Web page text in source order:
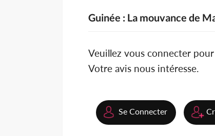
Guinée : La mouvance de
Veuillez vous connecter
Votre avis nous intéresse.
Se Connecter